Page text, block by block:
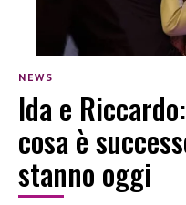
NEWS
Ida e
cosa è
stanno oggi